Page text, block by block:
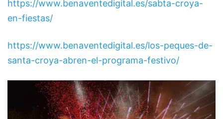
https://www.benaventedigital.es/sabta-croya-
en-fiestas/
https://www.benaventedigital.es/los-peques-de-
santa-croya-abren-el-programa-festivo/